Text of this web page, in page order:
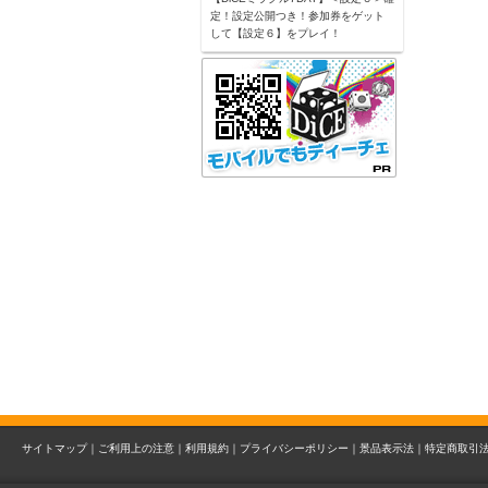
定！設定公開つき！参加券をゲット
して【設定６】をプレイ！
サイトマップ｜ ご利用上の注意｜ 利用規約｜ プライバシーポリシー｜ 景品表示法｜ 特定商取引